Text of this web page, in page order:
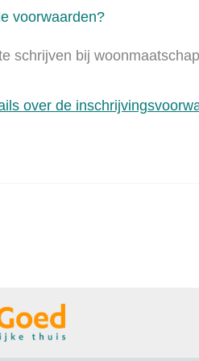
voorwaarden?
schrijven bij
over de